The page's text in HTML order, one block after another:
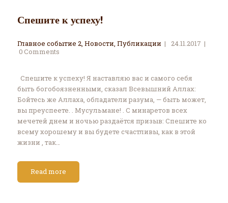
Спешите к успеху!
Главное событие 2, Новости, Публикации
24.11.2017
0Comments
Спешите к успеху! Я наставляю вас и самого себя
быть богобоязненными, сказал Всевышний Аллах:
Бойтесь же Аллаха, обладатели разума, — быть может,
вы преуспеете. . Мусульмане! . С минаретов всех
мечетей днем и ночью раздаётся призыв: Спешите ко
всему хорошему и вы будете счастливы, как в этой
жизни , так…
Read more